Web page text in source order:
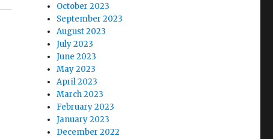
October 2023
September 2023
August 2023
July 2023
June 2023
May 2023
April 2023
March 2023
February 2023
January 2023
December 2022